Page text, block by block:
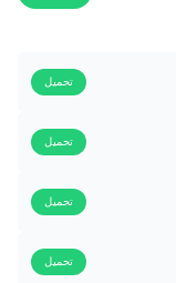
تحميل
تحميل
تحميل
تحميل